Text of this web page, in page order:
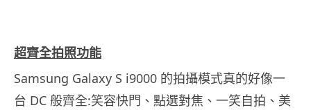
超齊全拍照功能
Samsung Galaxy S i9000 的拍攝模式真的好像一
台 DC 般齊全:笑容快門、點選對焦、一笑自拍、美